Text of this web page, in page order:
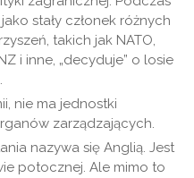
stały członek różnych
takich jak NATO,
i inne, „decyduje” o losie
nie ma jednostki
zarządzających.
nazywa się Anglią. Jest
potocznej. Ale mimo to